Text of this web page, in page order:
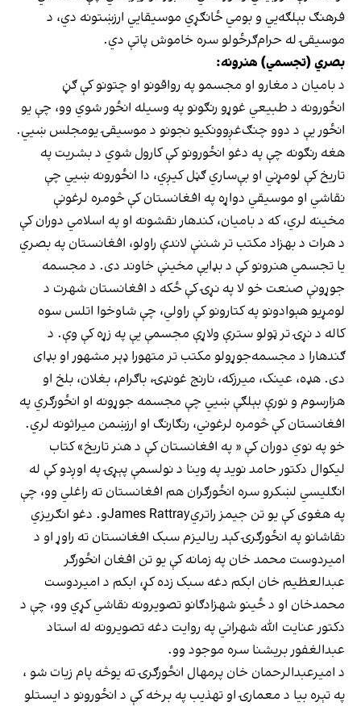
فرهنګ بېلګه‌یي و بومي ځانګړي موسیقايي ارزښتونه دي، د
موسیقۍ له حرام‌ګرځولو سره خاموش پاتې دي.
بصري (تجسمي) هنرونه:
د بامیان د مغارو او مجسمو په رواقونو او چتونو کې ګڼ
انځورونه د طبیعي غوړو رنګونو په وسیله انځور شوي وو، چې یو
انځور یې د دوو چنګ‌غږوونکیو نجونو د موسیقۍ یومجلس ښيي.
هغه رنګونه چې په دغو انځورونو کې کارول شوي د بشریت په
تاریخ کې لومړني او بې‌ساري ګڼل کیږي، دا انځورونه ښيي چې
نقاشي او موسیقي دواړه په افغانستان کې څومره لرغونې
مخینه لري، که د بامیان، کندهار نقشونه او په اسلامي دوران کې
د هرات د بهزاد مکتب تر شننې لاندې راولو، افغانستان په بصري
یا تجسمي هنرونو کې د بډایې مخینې خاوند دی. د مجسمه
جوړونې صنعت خو لا په نړۍ کې ځکه د افغانستان شهرت د
لومړیو هېوادونو په کتارونو کې راولي، چې شاوخوا اتلس سوه
کاله د نړۍ تر ټولو سترې ولاړې مجسمې یې په زړه کې وې. د
ګندهارا د مجسمه‌جوړولو مکتب تر متهورا ډېر مشهور او بډای
دی. هډه، عینک، میرزکه، نارنج غونډۍ، باګرام، بغلان، بلخ او
هزارسوم و نورې بېلګې ښيي چې مجسمه جوړونه او انځورګري په
افغانستان کې څومره لرغوني، رنګارنګ او ارزښمن میراثونه لري.
خو په نوي دوران کې « په افغانستان کې د هنر تاریخ» کتاب
لیکوال دکتور حامد نوید په وینا د نولسمې پېړۍ په اوږدو کې له
انګلیسي لښکرو سره انځورګران هم افغانستان ته راغلي وو، چې
په هغوی کې یو تن جیمز راتريJames Rattrayو. دغو انګریزي
نقاشانو په انځورګرۍ کېد ریالیزم سبک افغانستان ته راوړ او د
امیردوست محمد خان په زمانه کې یو تن افغان انځورګر
عبدالعظیم خان ابکم دغه سبک زده کړ، ابکم د امیردوست
محمدخان او د ځینو شهزادګانو تصویرونه نقاشي کړي وو، چې د
دکتور عنایت الله شهراني په روایت دغه تصویرونه له استاد
عبدالغفور بریشنا سره موجود وو.
د امیرعبدالرحمان خان پرمهال انځورګرۍ ته یوڅه پام زیات شو ،
په تېره بیا د معمارۍ او تهذیب په برخه کې د انځورونو د ایستلو